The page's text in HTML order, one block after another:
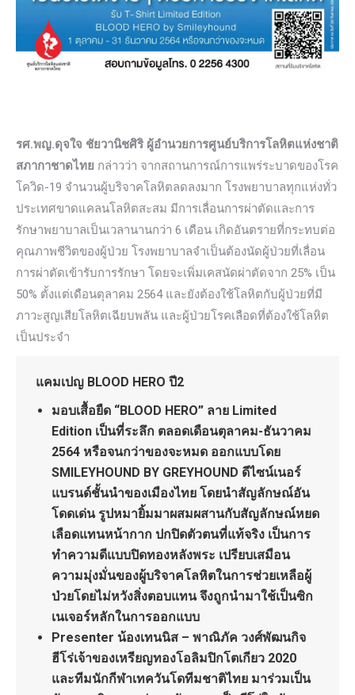
รศ.พญ.ดุจใจ ชัยวานิชศิริ ผู้อำนวยการศูนย์บริการโลหิตแห่งชาติ
สภากาชาดไทย กล่าวว่า จากสถานการณ์การแพร่ระบาดของโรค
โควิด-19 จำนวนผู้บริจาคโลหิตลดลงมาก โรงพยาบาลทุกแห่งทั่ว
ประเทศขาดแคลนโลหิตสะสม มีการเลื่อนการผ่าตัดและการ
รักษาพยาบาลเป็นเวลานานกว่า 6 เดือน เกิดอันตรายที่กระทบต่อ
คุณภาพชีวิตของผู้ป่วย โรงพยาบาลจำเป็นต้องนัดผู้ป่วยที่เลื่อน
การผ่าตัดเข้ารับการรักษา โดยจะเพิ่มเคสนัดผ่าตัดจาก 25% เป็น
50% ตั้งแต่เดือนตุลาคม 2564 และยังต้องใช้โลหิตกับผู้ป่วยที่มี
ภาวะสูญเสียโลหิตเฉียบพลัน และผู้ป่วยโรคเลือดที่ต้องใช้โลหิต
เป็นประจำ
แคมเปญ BLOOD HERO ปี2
มอบเสื้อยืด “BLOOD HERO” ลาย Limited
Edition เป็นที่ระลึก ตลอดเดือนตุลาคม-ธันวาคม
2564 หรือจนกว่าของจะหมด ออกแบบโดย
SMILEYHOUND BY GREYHOUND ดีไซน์เนอร์
แบรนด์ชั้นนำของเมืองไทย โดยนำสัญลักษณ์อัน
โดดเด่น รูปหมายิ้มมาผสมผสานกับสัญลักษณ์หยด
เลือดแทนหน้ากาก ปกปิดตัวตนที่แท้จริง เป็นการ
ทำความดีแบบปิดทองหลังพระ เปรียบเสมือน
ความมุ่งมั่นของผู้บริจาคโลหิตในการช่วยเหลือผู้
ป่วยโดยไม่หวังสิ่งตอบแทน จึงถูกนำมาใช้เป็นซิก
เนเจอร์หลักในการออกแบบ
Presenter น้องเทนนิส – พาณิภัค วงศ์พัฒนกิจ
ฮีโร่เจ้าของเหรียญทองโอลิมปิกโตเกียว 2020
และทีมนักกีฬาเทควันโดทีมชาติไทย มาร่วมเป็น